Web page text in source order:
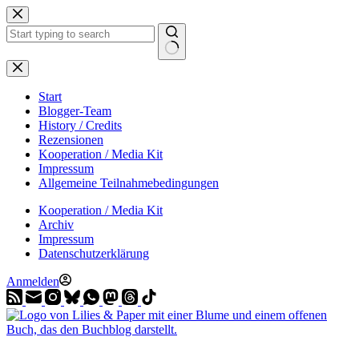
Zum
Inhalt
springen
Start
Blogger-Team
History / Credits
Rezensionen
Kooperation / Media Kit
Impressum
Allgemeine Teilnahmebedingungen
Kooperation / Media Kit
Archiv
Impressum
Datenschutzerklärung
Anmelden